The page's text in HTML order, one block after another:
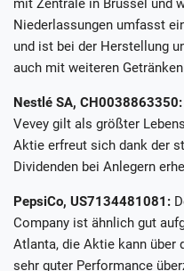
mit Zentrale in Brüssel und
Niederlassungen umfasst
und ist bei der Herstellung
auch mit weiteren
Nestlé SA, CH0038863350:
Vevey gilt als größter
Aktie erfreut sich dank der
Dividenden bei Anlegern
PepsiCo, US7134481081:
Company ist ähnlich gut
Atlanta, die Aktie kann über
sehr guter Performance